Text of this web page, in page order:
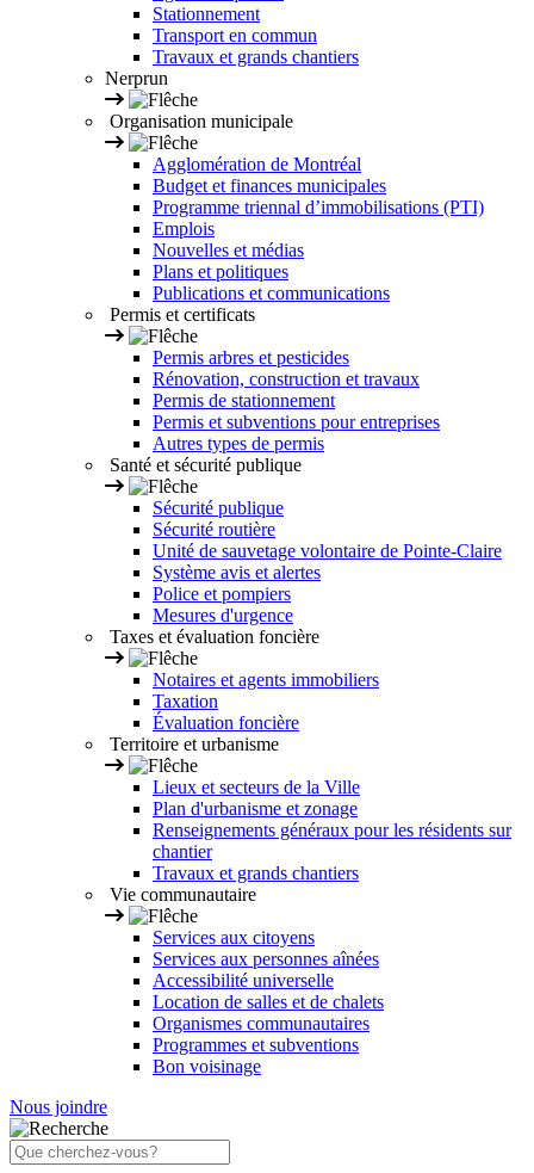
Stationnement
Transport en commun
Travaux et grands chantiers
Nerprun
Organisation municipale
Agglomération de Montréal
Budget et finances municipales
Programme triennal d’immobilisations (PTI)
Emplois
Nouvelles et médias
Plans et politiques
Publications et communications
Permis et certificats
Permis arbres et pesticides
Rénovation, construction et travaux
Permis de stationnement
Permis et subventions pour entreprises
Autres types de permis
Santé et sécurité publique
Sécurité publique
Sécurité routière
Unité de sauvetage volontaire de Pointe-Claire
Système avis et alertes
Police et pompiers
Mesures d'urgence
Taxes et évaluation foncière
Notaires et agents immobiliers
Taxation
Évaluation foncière
Territoire et urbanisme
Lieux et secteurs de la Ville
Plan d'urbanisme et zonage
Renseignements généraux pour les résidents sur
chantier
Travaux et grands chantiers
Vie communautaire
Services aux citoyens
Services aux personnes aînées
Accessibilité universelle
Location de salles et de chalets
Organismes communautaires
Programmes et subventions
Bon voisinage
Nous joindre